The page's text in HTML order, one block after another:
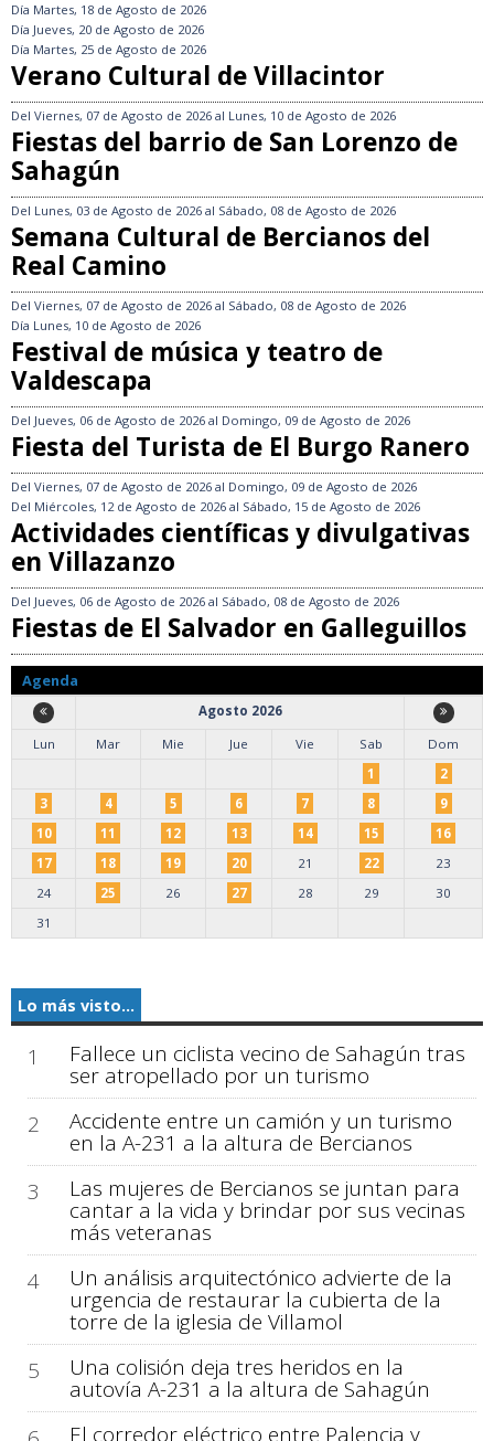
Día Martes, 18 de Agosto de 2026
Día Jueves, 20 de Agosto de 2026
Día Martes, 25 de Agosto de 2026
Verano Cultural de Villacintor
Del Viernes, 07 de Agosto de 2026 al Lunes, 10 de Agosto de 2026
Fiestas del barrio de San Lorenzo de
Sahagún
Del Lunes, 03 de Agosto de 2026 al Sábado, 08 de Agosto de 2026
Semana Cultural de Bercianos del
Real Camino
Del Viernes, 07 de Agosto de 2026 al Sábado, 08 de Agosto de 2026
Día Lunes, 10 de Agosto de 2026
Festival de música y teatro de
Valdescapa
Del Jueves, 06 de Agosto de 2026 al Domingo, 09 de Agosto de 2026
Fiesta del Turista de El Burgo Ranero
Del Viernes, 07 de Agosto de 2026 al Domingo, 09 de Agosto de 2026
Del Miércoles, 12 de Agosto de 2026 al Sábado, 15 de Agosto de 2026
Actividades científicas y divulgativas
en Villazanzo
Del Jueves, 06 de Agosto de 2026 al Sábado, 08 de Agosto de 2026
Fiestas de El Salvador en Galleguillos
Agenda
Agosto 2026
Lun
Mar Mie Jue Vie Sab
Dom
1
2
3
4 5 6 7 8
9
10
11 12 13 14 15
16
17
18 19 20 21 22
23
24
25 26 27 28 29
30
31
Lo más visto...
1 Fallece un ciclista vecino de Sahagún tras
ser atropellado por un turismo
2
Accidente entre un camión y un turismo
en la A-231 a la altura de Bercianos
3
Las mujeres de Bercianos se juntan para
cantar a la vida y brindar por sus vecinas
más veteranas
4
Un análisis arquitectónico advierte de la
urgencia de restaurar la cubierta de la
torre de la iglesia de Villamol
5
Una colisión deja tres heridos en la
autovía A-231 a la altura de Sahagún
El corredor eléctrico entre Palencia y